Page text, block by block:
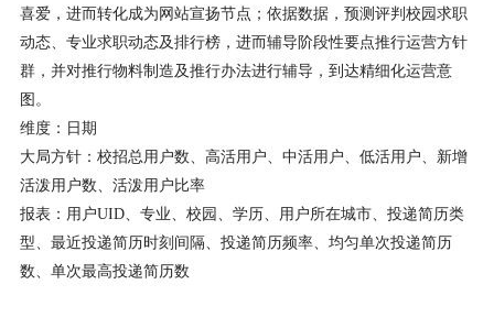
喜爱，进而转化成为网站宣扬节点；依据数据，预测评判校园求职
动态、专业求职动态及排行榜，进而辅导阶段性要点推行运营方针
群，并对推行物料制造及推行办法进行辅导，到达精细化运营意
图。
维度：日期
大局方针：校招总用户数、高活用户、中活用户、低活用户、新增
活泼用户数、活泼用户比率
报表：用户UID、专业、校园、学历、用户所在城市、投递简历类
型、最近投递简历时刻间隔、投递简历频率、均匀单次投递简历
数、单次最高投递简历数